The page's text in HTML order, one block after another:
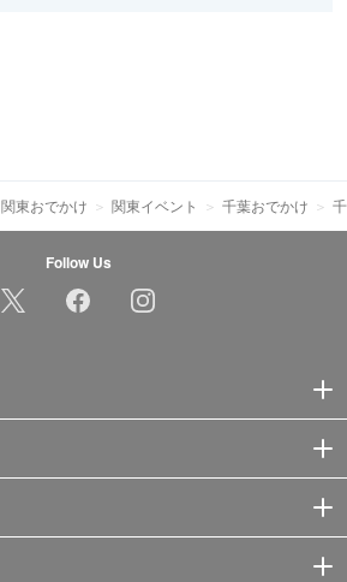
関東おでかけ 関東イベント 千葉おでかけ
Follow Us